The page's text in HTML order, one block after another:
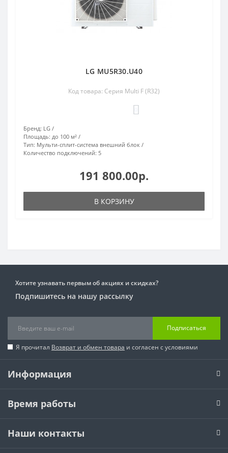
LG MU5R30.U40
Код товара: Серия Multi F (R32)
Бренд: LG
Площадь: до 100 м²
Тип: Мульти-сплит-система внешний блок
Количество подключений: 5
191 800.00р.
В КОРЗИНУ
Хотите узнавать первым об акциях и скидках?
Подпишитесь на нашу рассылку
Подписаться
Я прочитал Возврат и обмен товара и согласен с условиями
Информация
Время работы
Наши контакты